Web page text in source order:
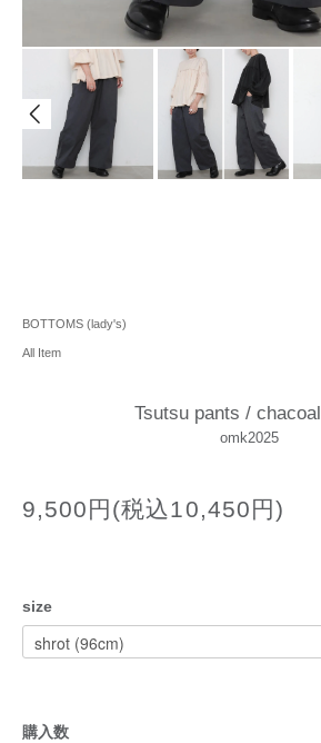
BOTTOMS (lady's)
All Item
Tsutsu pants /
omk2025
9,500円(税込10,450円)
size
購入数